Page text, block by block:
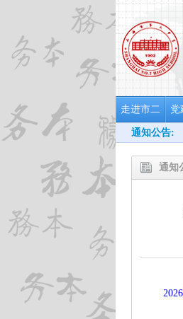
走进市二 党
通知公告:
通知